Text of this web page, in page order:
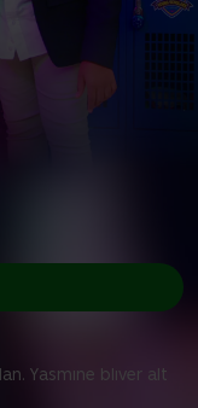
Yasmine bliver alt